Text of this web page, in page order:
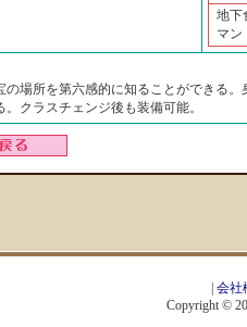
地下
マン
の場所を第六感的に知ることができる
。クラスチェンジ後も装備可能。
会社
Copyright ©